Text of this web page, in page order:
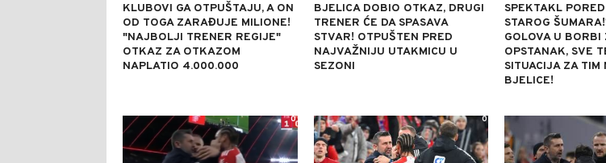
KLUBOVI GA OTPUŠTAJU, A ON
OD TOGA ZARAĐUJE MILIONE!
"NAJBOLJI TRENER REGIJE"
OTKAZ ZA OTKAZOM
NAPLATIO 4.000.000
BJELICA DOBIO OTKAZ, DRUGI
TRENER ĆE DA SPASAVA
STVAR! OTPUŠTEN PRED
NAJVAŽNIJU UTAKMICU U
SEZONI
SPEKTAKL
STAROG
GOLOVA U BORBI
OPSTANAK, SVE
SITUACIJA ZA TIM
BJELICE!
0 0